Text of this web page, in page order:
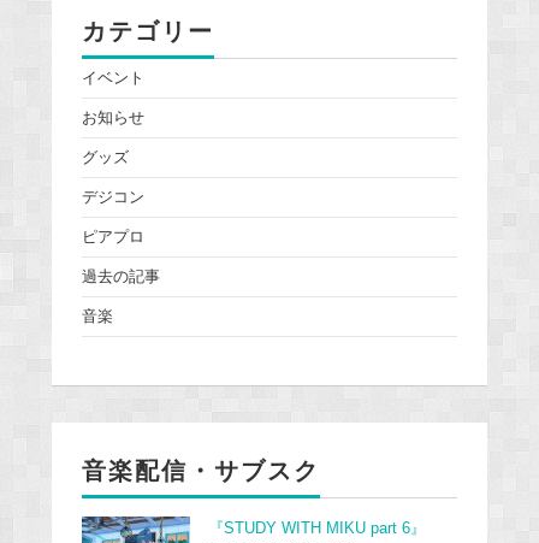
カテゴリー
イベント
お知らせ
グッズ
デジコン
ピアプロ
過去の記事
音楽
音楽配信・サブスク
『STUDY WITH MIKU part 6』